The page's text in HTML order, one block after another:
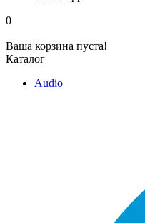
0
Ваша корзина пуста!
Каталог
Audio